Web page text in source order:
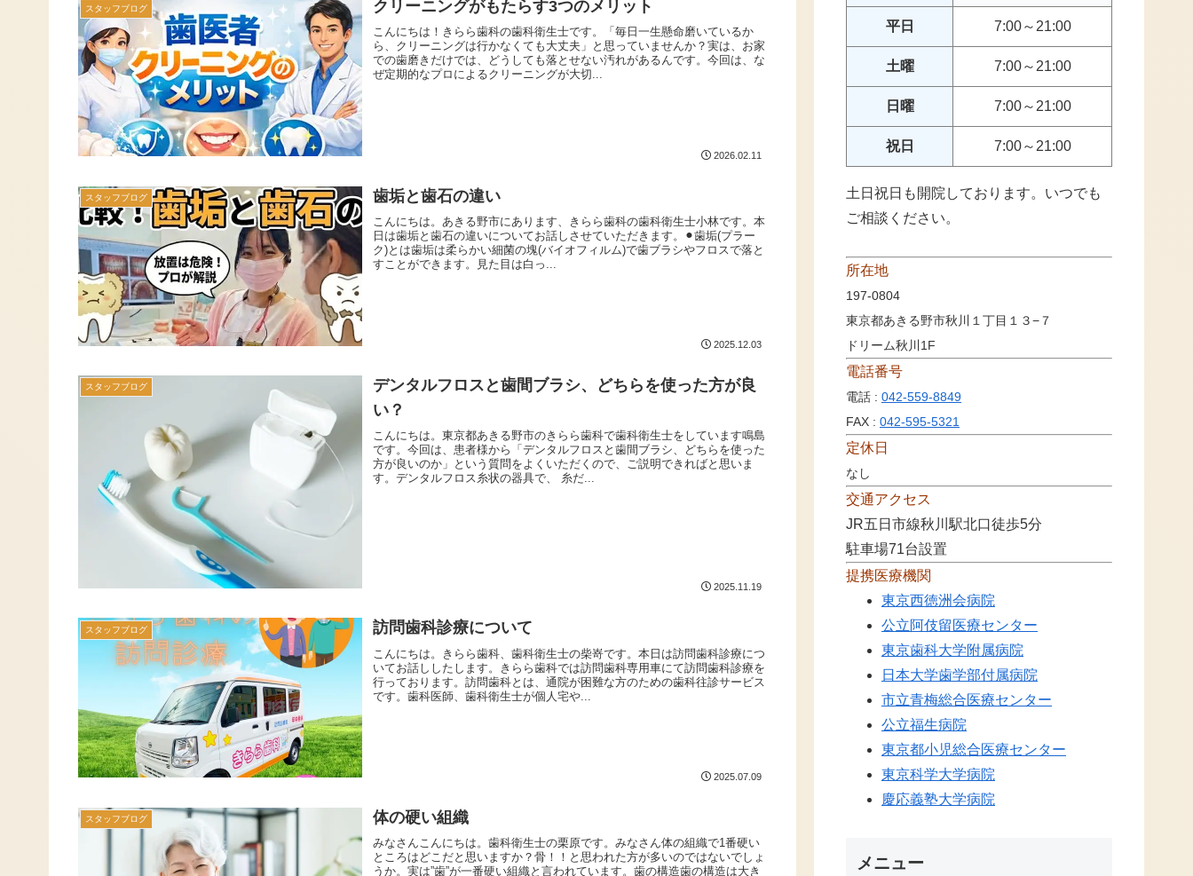
スタッフブログ クリーニングがもたらす3つのメリット
こんにちは！きらら歯科の歯科衛生士です。「毎日一生懸命磨いているか
ら、クリーニングは行かなくても大丈夫」と思っていませんか？実は、お家
での歯磨きだけでは、どうしても落とせない汚れがあるんです。今回は、な
ぜ定期的なプロによるクリーニングが大切...
2026.02.11
スタッフブログ 歯垢と歯石の違い
こんにちは。あきる野市にあります、きらら歯科の歯科衛生士小林です。本
日は歯垢と歯石の違いについてお話しさせていただきます。⚫︎歯垢(プラー
ク)とは歯垢は柔らかい細菌の塊(バイオフィルム)で歯ブラシやフロスで落と
すことができます。見た目は白っ...
2025.12.03
スタッフブログ
デンタルフロスと歯間ブラシ、どちらを使った方が良
い？
こんにちは。東京都あきる野市のきらら歯科で歯科衛生士をしています鳴島
です。今回は、患者様から「デンタルフロスと歯間ブラシ、どちらを使った
方が良いのか」という質問をよくいただくので、ご説明できればと思いま
す。デンタルフロス糸状の器具で、 糸だ...
2025.11.19
スタッフブログ 訪問歯科診療について
こんにちは。きらら歯科、歯科衛生士の柴嵜です。本日は訪問歯科診療につ
いてお話ししたします。きらら歯科では訪問歯科専用車にて訪問歯科診療を
行っております。訪問歯科とは、通院が困難な方のための歯科往診サービス
です。歯科医師、歯科衛生士が個人宅や...
2025.07.09
スタッフブログ 体の硬い組織
みなさんこんにちは。歯科衛生士の栗原です。みなさん体の組織で1番硬い
ところはどこだと思いますか？骨！！と思われた方が多いのではないでしょ
うか。実は”歯”が一番硬い組織と言われています。歯の構造歯の構造は大き
平日 7:00～21:00
土曜 7:00～21:00
日曜 7:00～21:00
祝日 7:00～21:00
土日祝日も開院しております。いつでも
ご相談ください。
所在地
197-0804
東京都あきる野市秋川１丁目１３−７
ドリーム秋川1F
電話番号
電話 : 042-559-8849
FAX : 042-595-5321
定休日
なし
交通アクセス
JR五日市線秋川駅北口徒歩5分
駐車場71台設置
提携医療機関
東京西徳洲会病院
公立阿伎留医療センター
東京歯科大学附属病院
日本大学歯学部付属病院
市立青梅総合医療センター
公立福生病院
東京都小児総合医療センター
東京科学大学病院
慶応義塾大学病院
メニュー